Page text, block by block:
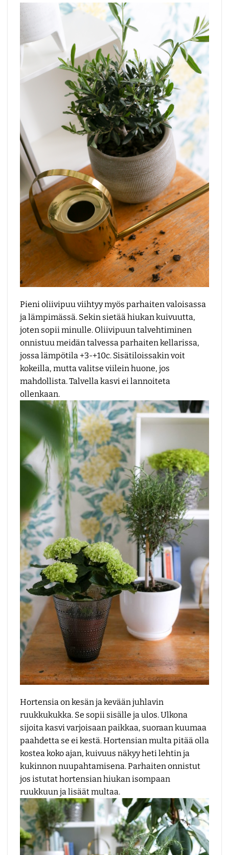
Pieni oliivipuu viihtyy myös parhaiten valoisassa
ja lämpimässä. Sekin sietää hiukan kuivuutta,
joten sopii minulle. Oliivipuun talvehtiminen
onnistuu meidän talvessa parhaiten kellarissa,
jossa lämpötila +3-+10c. Sisätiloissakin voit
kokeilla, mutta valitse viilein huone, jos
mahdollista. Talvella kasvi ei lannoiteta
ollenkaan.
Hortensia on kesän ja kevään juhlavin
ruukkukukka. Se sopii sisälle ja ulos. Ulkona
sijoita kasvi varjoisaan paikkaa, suoraan kuumaa
paahdetta se ei kestä. Hortensian multa pitää olla
kostea koko ajan, kuivuus näkyy heti lehtin ja
kukinnon nuupahtamisena. Parhaiten onnistut
jos istutat hortensian hiukan isompaan
ruukkuun ja lisäät multaa.